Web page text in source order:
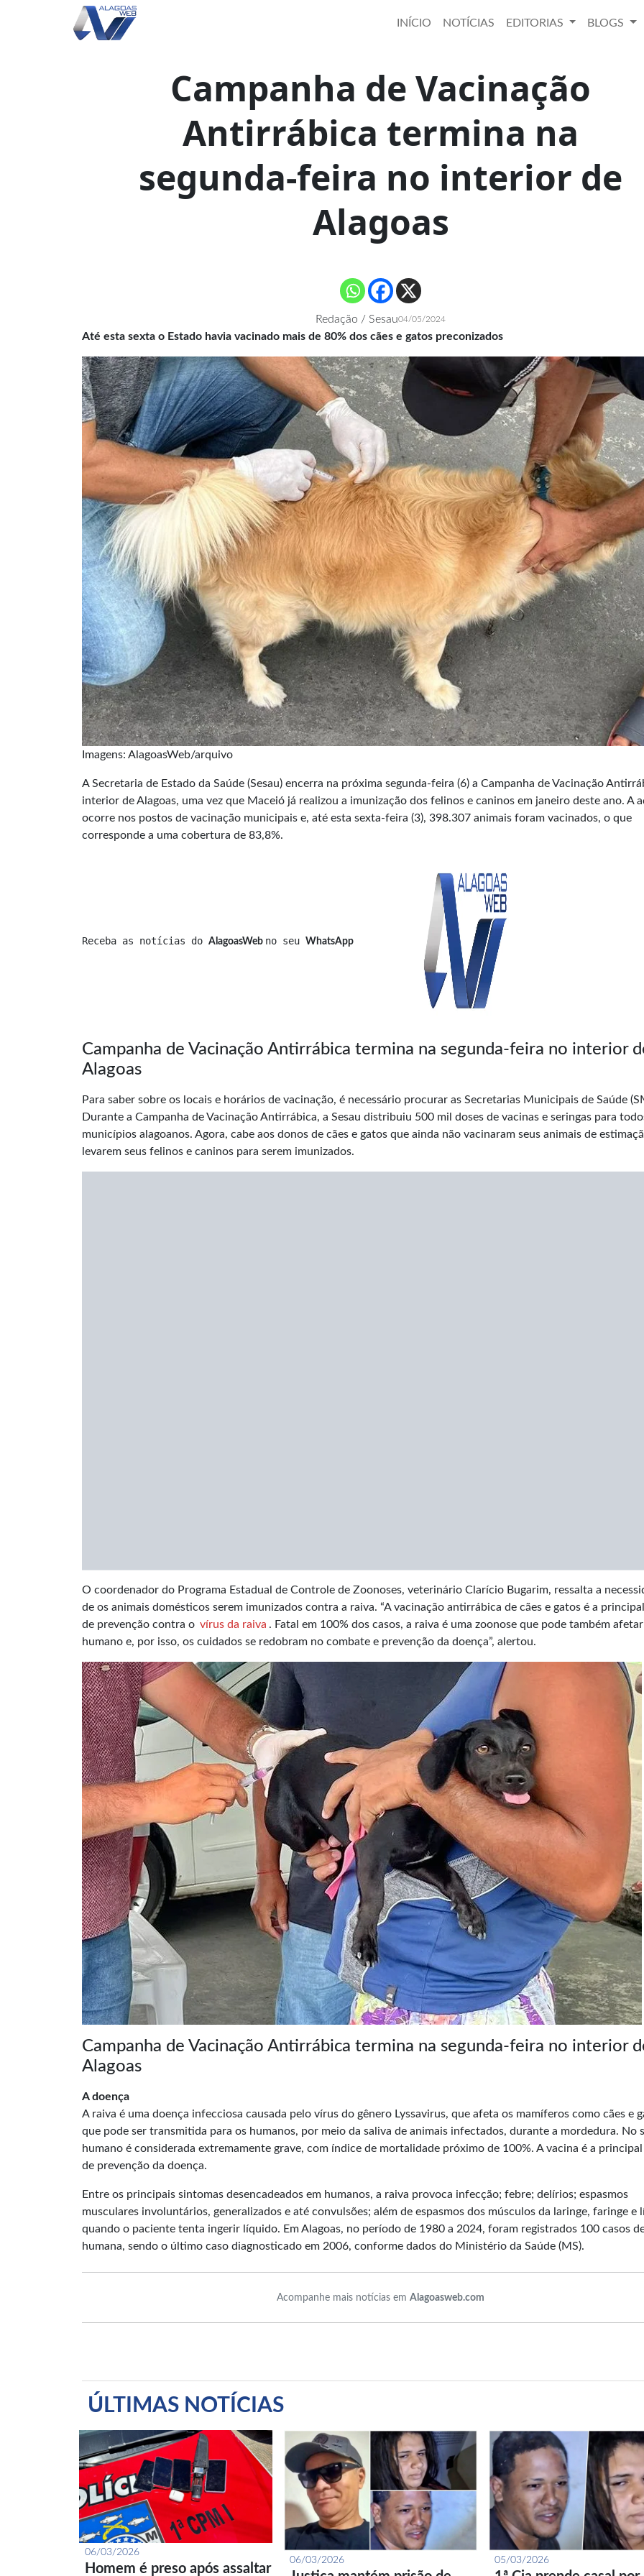
INÍCIO NOTÍCIAS EDITORIAS BLOGS
Campanha de Vacinação
Antirrábica termina na
segunda-feira no interior de
Alagoas
Redação / Sesau04/05/2024
Até esta sexta o Estado havia vacinado mais de 80% dos cães e gatos preconizados
Imagens: AlagoasWeb/arquivo
A Secretaria de Estado da Saúde (Sesau) encerra na próxima segunda-feira (6) a Campanha de Vacinação
interior de Alagoas, uma vez que Maceió já realizou a imunização dos felinos e caninos em janeiro deste ano. A
ocorre nos postos de vacinação municipais e, até esta sexta-feira (3), 398.307 animais foram vacinados, o que
corresponde a uma cobertura de 83,8%.
Receba as notícias do AlagoasWeb no seu WhatsApp
Campanha de Vacinação Antirrábica termina na segunda-feira no interior
Alagoas
Para saber sobre os locais e horários de vacinação, é necessário procurar as Secretarias Municipais de Saúde
Durante a Campanha de Vacinação Antirrábica, a Sesau distribuiu 500 mil doses de vacinas e seringas para
municípios alagoanos. Agora, cabe aos donos de cães e gatos que ainda não vacinaram seus animais de
levarem seus felinos e caninos para serem imunizados.
O coordenador do Programa Estadual de Controle de Zoonoses, veterinário Clarício Bugarim, ressalta a
de os animais domésticos serem imunizados contra a raiva. “A vacinação antirrábica de cães e gatos é a
de prevenção contra o vírus da raiva . Fatal em 100% dos casos, a raiva é uma zoonose que pode também
humano e, por isso, os cuidados se redobram no combate e prevenção da doença”, alertou.
Campanha de Vacinação Antirrábica termina na segunda-feira no interior
Alagoas
A doença
A raiva é uma doença infecciosa causada pelo vírus do gênero Lyssavirus, que afeta os mamíferos como cães e
que pode ser transmitida para os humanos, por meio da saliva de animais infectados, durante a mordedura. No
humano é considerada extremamente grave, com índice de mortalidade próximo de 100%. A vacina é a
de prevenção da doença.
Entre os principais sintomas desencadeados em humanos, a raiva provoca infecção; febre; delírios; espasmos
musculares involuntários, generalizados e até convulsões; além de espasmos dos músculos da laringe, faringe e
quando o paciente tenta ingerir líquido. Em Alagoas, no período de 1980 a 2024, foram registrados 100 casos
humana, sendo o último caso diagnosticado em 2006, conforme dados do Ministério da Saúde (MS).
Acompanhe mais notícias em Alagoasweb.com
ÚLTIMAS NOTÍCIAS
06/03/2026
Homem é preso após assaltar
06/03/2026 05/03/2026